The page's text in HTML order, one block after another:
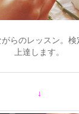
らのレッスン。
上達します。
↓